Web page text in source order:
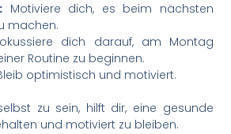
Motiviere dich, es beim nächsten
machen.
dich darauf, am Montag
Routine zu beginnen.
optimistisch und motiviert.
zu sein, hilft dir, eine gesunde
und motiviert zu bleiben.